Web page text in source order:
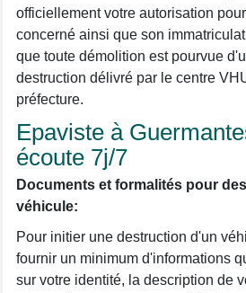
officiellement votre autorisation
concerné ainsi que son
que toute démolition est pourvue
destruction délivré par le centre
préfecture.
Epaviste à
écoute 7j/7
Documents et formalités pour
véhicule:
Pour initier une destruction d'un
fournir un minimum d'informations
sur votre identité, la description de